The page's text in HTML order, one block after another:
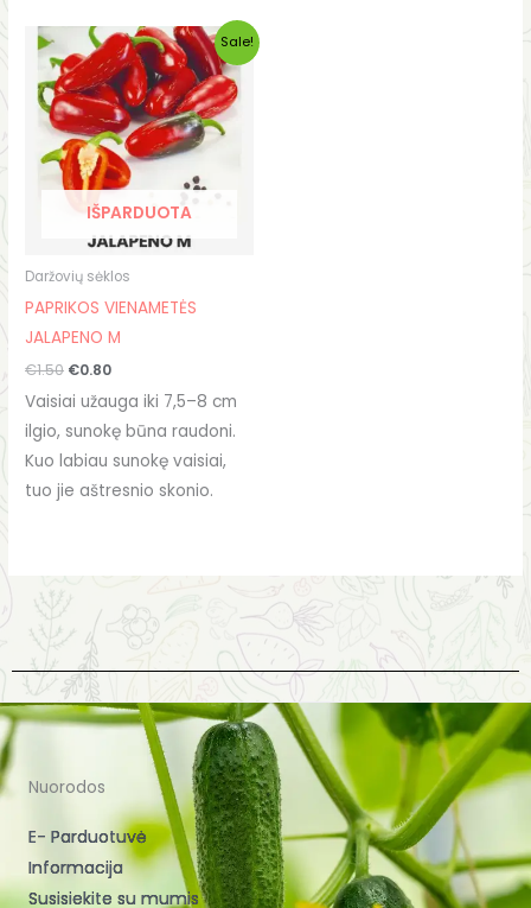
Sale!
IŠPARDUOTA
Daržovių sėklos
PAPRIKOS VIENAMETĖS
JALAPENO M
€1.50
Original
price
was:
€1.50.
€0.80
Current
price
is:
€0.80.
Vaisiai užauga iki 7,5–8 cm
ilgio, sunokę būna raudoni.
Kuo labiau sunokę vaisiai,
tuo jie aštresnio skonio.
Nuorodos
E- Parduotuvė
Informacija
Susisiekite su mumis